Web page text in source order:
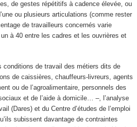
de gestes répétitifs à cadence élevée, ou
ou plusieurs articulations (comme rester
de travailleurs concernés varie
à 40 entre les cadres et les ouvrières et
conditions de travail des métiers dits de
de caissières, chauffeurs-livreurs, agents
ou de l’agroalimentaire, personnels des
et de l’aide à domicile… –, l’analyse
(Dares) et du Centre d’études de l’emploi
subissent davantage de contraintes